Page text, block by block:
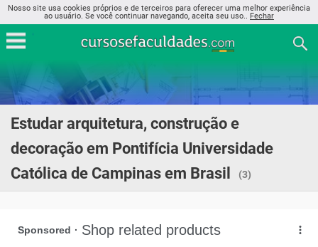
Nosso site usa cookies próprios e de terceiros para oferecer uma melhor experiência
ao usuário. Se você continuar navegando, aceita seu uso.. Fechar
Estudar arquitetura, construção e
decoração em Pontifícia Universidade
Católica de Campinas em Brasil
(3)